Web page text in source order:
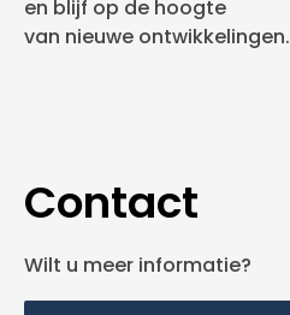
en blijf op de hoogte
van nieuwe ontwikkelingen.
Contact
Wilt u meer informatie?